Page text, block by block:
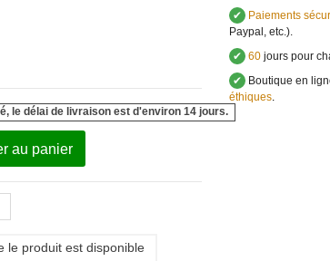
le délai de livraison est d'environ 14 jours.
au panier
le produit est disponible
✔ Paiements
Paypal, etc.).
✔ 60jours pour
✔ Boutique en
éthiques.